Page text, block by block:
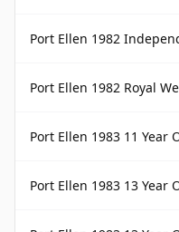
Port Ellen 1982
Port Ellen 1982 Royal Wedding
Port Ellen 1983 11
Port Ellen 1983 13 Year